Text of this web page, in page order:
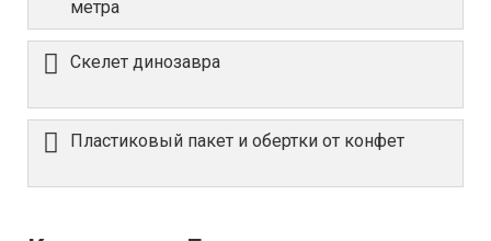
метра
Скелет динозавра
Пластиковый пакет и обертки от конфет